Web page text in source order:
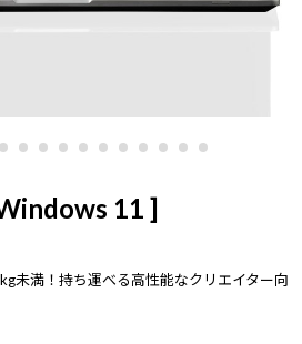
11 ]
未満！持ち運べる高性能なクリエイター向